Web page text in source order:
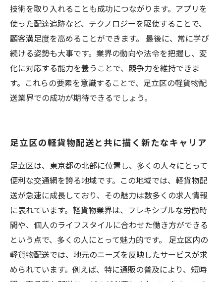
技術を取り入れることも成功につながります。アプリを
使った配達追跡など、テクノロジーを駆使することで、
顧客満足度を高めることができます。 最後に、常に学び
続ける姿勢も大事です。業界の動向や法令を把握し、変
化に対応する能力を養うことで、競争力を維持できま
す。これらの要素を意識することで、足立区の軽貨物配
送業界での成功が期待できるでしょう。
足立区の軽貨物配送と共に描く新たなキャリア
足立区は、東京都の北部に位置し、多くの人々にとって
便利な交通網を誇る地域です。この地域では、軽貨物配
送が急速に成長しており、その魅力は数多くの求人情報
に表れています。軽貨物業界は、フレキシブルな労働時
間や、個人のライフスタイルに合わせた働き方ができる
という点で、多くの人にとって魅力的です。 足立区内の
軽貨物配送では、地元のニーズを反映したサービスが求
められています。例えば、特に通販の普及により、短時